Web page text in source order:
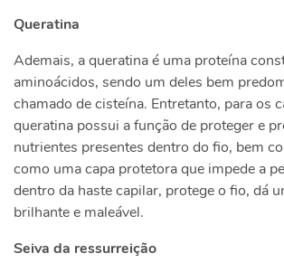
Queratina
Ademais, a queratina é uma proteína
aminoácidos, sendo um deles bem
chamado de cisteína. Entretanto, para os
queratina possui a função de proteger e
nutrientes presentes dentro do fio, bem
como uma capa protetora que impede a
dentro da haste capilar, protege o fio, dá
brilhante e maleável.
Seiva da ressurreição